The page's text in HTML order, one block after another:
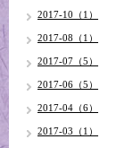
2017-10（1）
2017-08（1）
2017-07（5）
2017-06（5）
2017-04（6）
2017-03（1）